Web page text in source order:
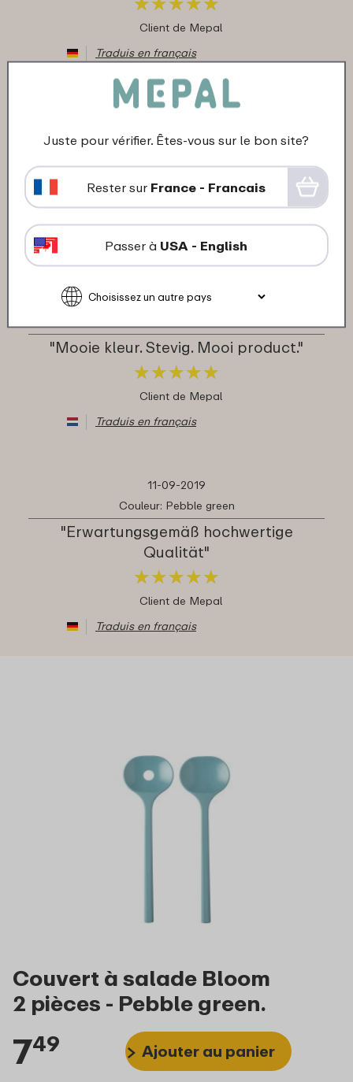
Client de Mepal
Traduis en français
Couleur: Pebble white
"Prima product, helemaal tevreden"
★★★★★
★★★★★
Client de Mepal
27-03-2021
"Mooie kleur. Stevig. Mooi product."
★★★★★
★★★★★
Client de Mepal
Traduis en français
11-09-2019
Couleur: Pebble green
"Erwartungsgemäß hochwertige
Qualität"
★★★★★
★★★★★
Client de Mepal
Traduis en français
Couvert à salade Bloom
2 pièces - Pebble green.
749 Ajouter au panier
Juste pour vérifier. Êtes-vous sur le bon site?
Rester sur France - Francais
Passer à USA - English